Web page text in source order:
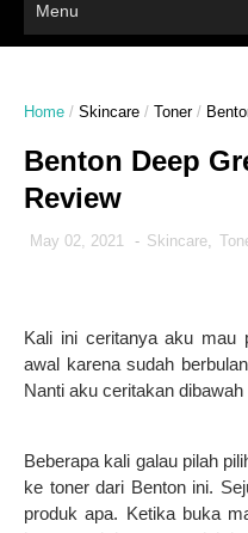
Home / Skincare / Toner /
Benton Deep
Review
May 02, 2021 - Skincare,
Kali ini ceritanya aku mau
awal karena sudah
Nanti aku ceritakan
Beberapa kali galau pilah
ke toner dari Benton ini.
produk apa. Ketika buka